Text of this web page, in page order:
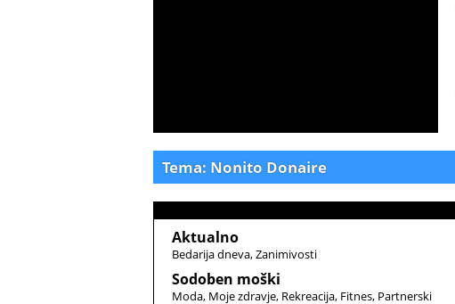
Tema: Nonito Donaire
Aktualno
Bedarija dneva Zanimivosti
Sodoben moški
Moda Moje zdravje Rekreacija Fitnes Partnerski